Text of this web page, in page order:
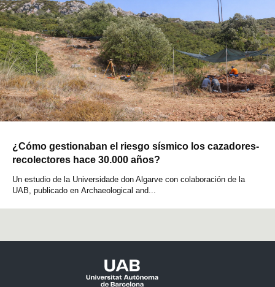
¿Cómo gestionaban el riesgo sísmico los cazadores-
recolectores hace 30.000 años?
Un estudio de la Universidade don Algarve con colaboración de la
UAB, publicado en Archaeological and...